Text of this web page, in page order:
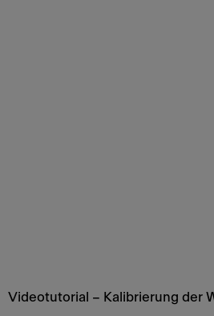
Videotutorial – Kalibrierung der